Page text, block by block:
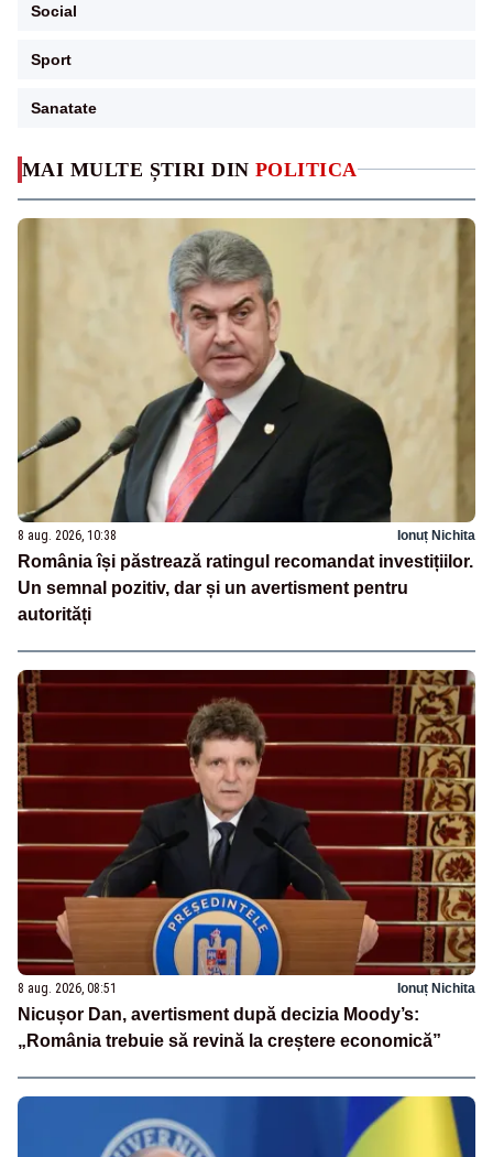
MAI MULTE ȘTIRI DIN POLITICA
8 aug. 2026, 10:38 Ionuț Nichita
România își păstrează ratingul recomandat investițiilor.
Un semnal pozitiv, dar și un avertisment pentru
autorități
8 aug. 2026, 08:51 Ionuț Nichita
Nicușor Dan, avertisment după decizia Moody’s:
„România trebuie să revină la creștere economică”
Social
Sport
Sanatate